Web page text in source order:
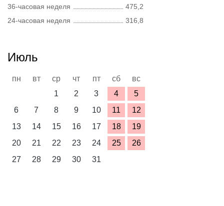
36-часовая неделя
475,2
24-часовая неделя
316,8
Июль
пн вт ср чт пт сб
вс
1
2 3 4
5
6
7 8 9 10 11
12
13
14 15 16 17 18
19
20
21 22 23 24 25
26
27
28 29 30 31